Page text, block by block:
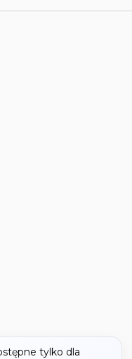
tylko dla